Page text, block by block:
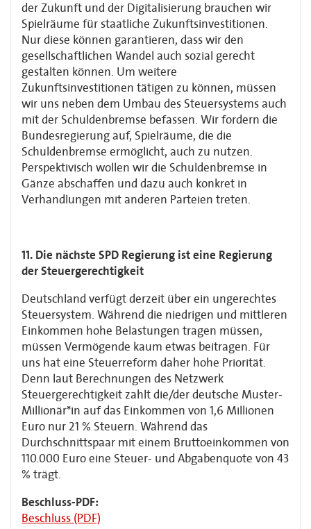
der Zukunft und der Digitalisierung brauchen wir
Spielräume für staatliche Zukunftsinvestitionen.
Nur diese können garantieren, dass wir den
gesellschaftlichen Wandel auch sozial gerecht
gestalten können. Um weitere
Zukunftsinvestitionen tätigen zu können, müssen
wir uns neben dem Umbau des Steuersystems auch
mit der Schuldenbremse befassen. Wir fordern die
Bundesregierung auf, Spielräume, die die
Schuldenbremse ermöglicht, auch zu nutzen.
Perspektivisch wollen wir die Schuldenbremse in
Gänze abschaffen und dazu auch konkret in
Verhandlungen mit anderen Parteien treten.
11. Die nächste SPD Regierung ist eine Regierung
der Steuergerechtigkeit
Deutschland verfügt derzeit über ein ungerechtes
Steuersystem. Während die niedrigen und mittleren
Einkommen hohe Belastungen tragen müssen,
müssen Vermögende kaum etwas beitragen. Für
uns hat eine Steuerreform daher hohe Priorität.
Denn laut Berechnungen des Netzwerk
Steuergerechtigkeit zahlt die/der deutsche Muster-
Millionär*in auf das Einkommen von 1,6 Millionen
Euro nur 21 % Steuern. Während das
Durchschnittspaar mit einem Bruttoeinkommen von
110.000 Euro eine Steuer- und Abgabenquote von 43
% trägt.
Beschluss-PDF:
Beschluss (PDF)